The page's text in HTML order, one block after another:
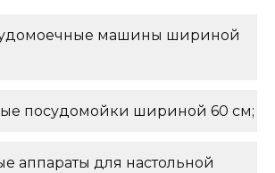
машины шириной
посудомойки шириной 60 см;
аппараты для настольной